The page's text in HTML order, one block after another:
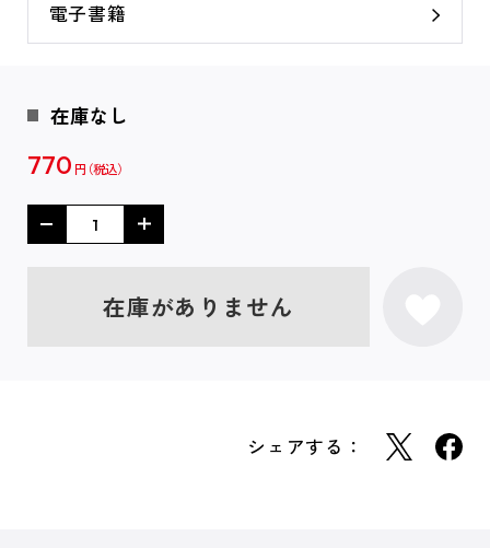
電子書籍
在庫なし
770 円
在庫がありません
シェアする：